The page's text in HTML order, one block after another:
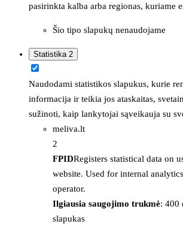
pasirinkta kalba arba regionas, kuriame
Šio tipo slapukų nenaudojame
Statistika 2
Naudodami statistikos slapukus, kurie
informacija ir teikia jos ataskaitas,
sužinoti, kaip lankytojai sąveikauja su
meliva.lt
2
FPIDRegisters statistical data on
website. Used for internal
operator.
Ilgiausia saugojimo trukmė: 400
slapukas